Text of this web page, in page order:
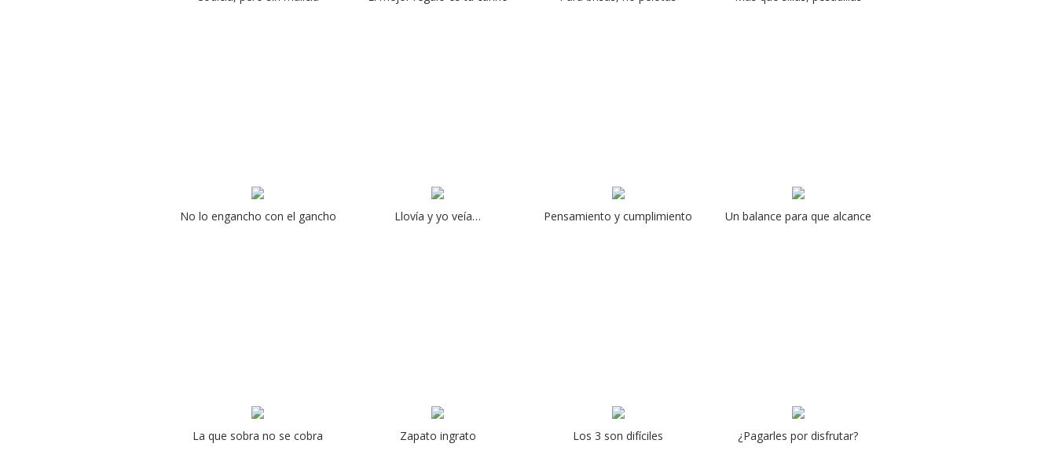
No lo engancho con el gancho Llovía y yo veía… Pensamiento y cumplimiento Un balance para que alcance
La que sobra no se cobra Zapato ingrato Los 3 son difíciles ¿Pagarles por disfrutar?